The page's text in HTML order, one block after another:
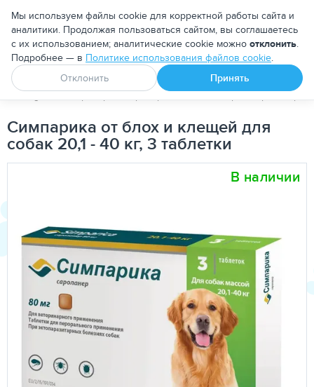
Москва
Апоквел Ветмедин От блох и клещей
PetDog Ветеринарные препараты Антипаразитарные
Симпарика от блох и клещей для
собак 20,1 - 40 кг, 3 таблетки
В наличии
Мы используем файлы cookie для корректной работы сайта и
аналитики. Продолжая пользоваться сайтом, вы соглашаетесь
с их использованием; аналитические cookie можно отклонить.
Подробнее — в Политике использования файлов cookie.
Отклонить
Принять